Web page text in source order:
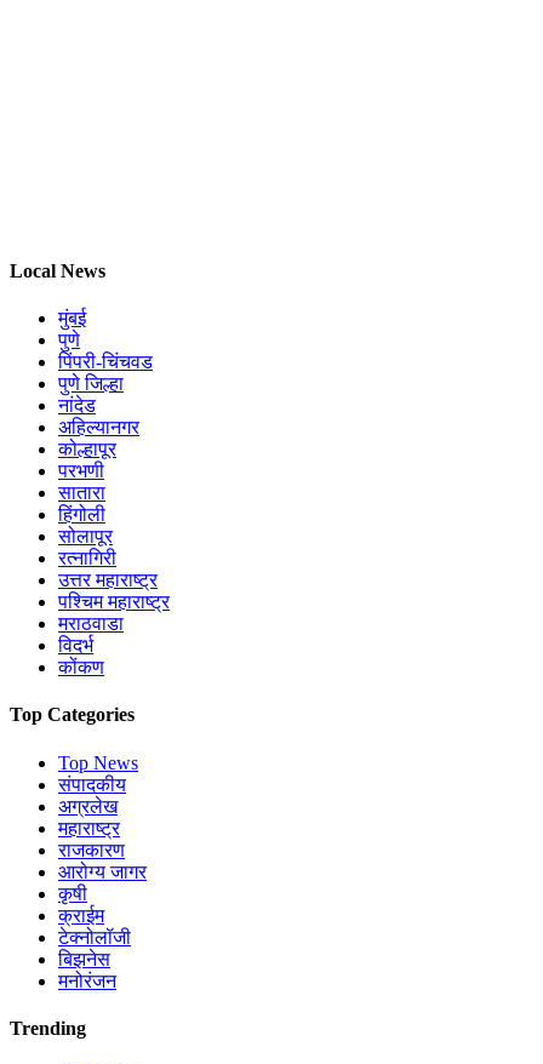
Local News
मुंबई
पुणे
पिंपरी-चिंचवड
पुणे जिल्हा
नांदेड
अहिल्यानगर
कोल्हापूर
परभणी
सातारा
हिंगोली
सोलापूर
रत्नागिरी
उत्तर महाराष्ट्र
पश्चिम महाराष्ट्र
मराठवाडा
विदर्भ
कोंकण
Top Categories
Top News
संपादकीय
अग्रलेख
महाराष्ट्र
राजकारण
आरोग्य जागर
कृषी
क्राईम
टेक्नोलॉजी
बिझनेस
मनोरंजन
Trending